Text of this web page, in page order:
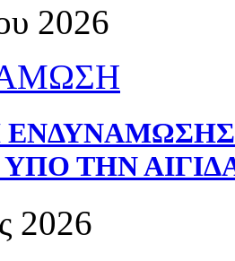
2026
ΥΠΟ ΤΗΝ
2026